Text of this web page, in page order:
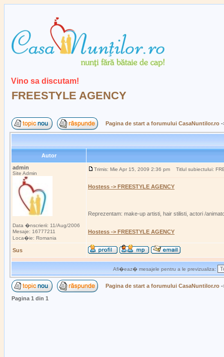
Vino sa discutam!
FREESTYLE AGENCY
Pagina de start a forumului CasaNuntilor.ro
Autor
admin
Site Admin
Data �nscrierii: 11/Aug/2006
Mesaje: 16777211
Loca�ie: Romania
Trimis: Mie Apr 15, 2009 2:36 pm Titlul subiectului:
Hostess -> FREESTYLE AGENCY
Reprezentam: make-up artisti, hair stilisti, actori /
Hostess -> FREESTYLE AGENCY
Sus
Afi�eaz� mesajele pentru a le previzualiza:
Pagina de start a forumului CasaNuntilor.ro
Pagina 1 din 1